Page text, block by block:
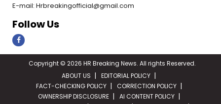
E-mail: Hrbreakingofficial@gmail.com
Follow Us
Copyright © 2026 HR Breaking News. All rights Reserved.
ABOUT US
EDITORIAL POLICY
FACT-CHECKING POLICY
CORRECTION POLICY
OWNERSHIP DISCLOSURE
AI CONTENT POLICY